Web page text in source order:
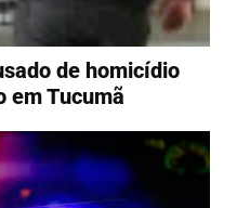
de homicídio
em Tucumã